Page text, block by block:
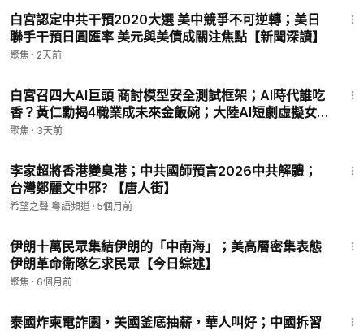
🌻🎈尊敬的觀眾朋友，請留下您的電子郵件，以便有需要之時我
們於聯繫您：https://landing.mailerlite.com/webforms/landing/
l1l7p9
578-0088
🤝廣告合作洽談 ►SOHTV2022@gmail.com
訂閱電子報👉https://landofhope.tv/%E9%AB%98%E6%B
D%94-email
場資訊以及經濟熱點議題，幫助您快速了解市場變化及投資動
向。
❗️聲明：本頻道節目的所有資訊內容不構成投資建議。
干净 ►https://www.ganjingworld.com/s/XYXbq4nWmb
白宮認定中共干預2020大選 美中競爭不可逆轉；美日
聯手干預日圓匯率 美元與美債成關注焦點【新聞深讀】
聚焦 · 2天前
白宮召四大AI巨頭 商討模型安全測試框架；AI時代誰吃
香？黃仁勳揭4職業成未來金飯碗；大陸AI短劇虛擬女
主角「帶貨」 引爭議 【熱點快報】
聚焦 · 3天前
李家超將香港變臭港；中共國師預言2026中共解體；
台灣鄭麗文中邪? 【唐人街】
希望之聲 粵語頻道 · 5個月前
伊朗十萬民眾集結伊朗的「中南海」；美高層密集表態
伊朗革命衛隊乞求民眾【今日綜述】
聚焦 · 6個月前
泰國炸柬電詐園，美國釜底抽薪，華人叫好；中國拆習